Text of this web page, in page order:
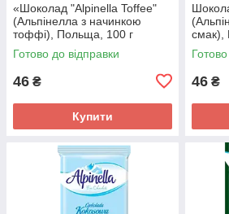
«Шоколад "Alpinella Toffee"
(Альпінелла з начинкою
тоффі), Польща, 100 г
Готово до відправки
46 ₴
Купити
смак),
46 ₴